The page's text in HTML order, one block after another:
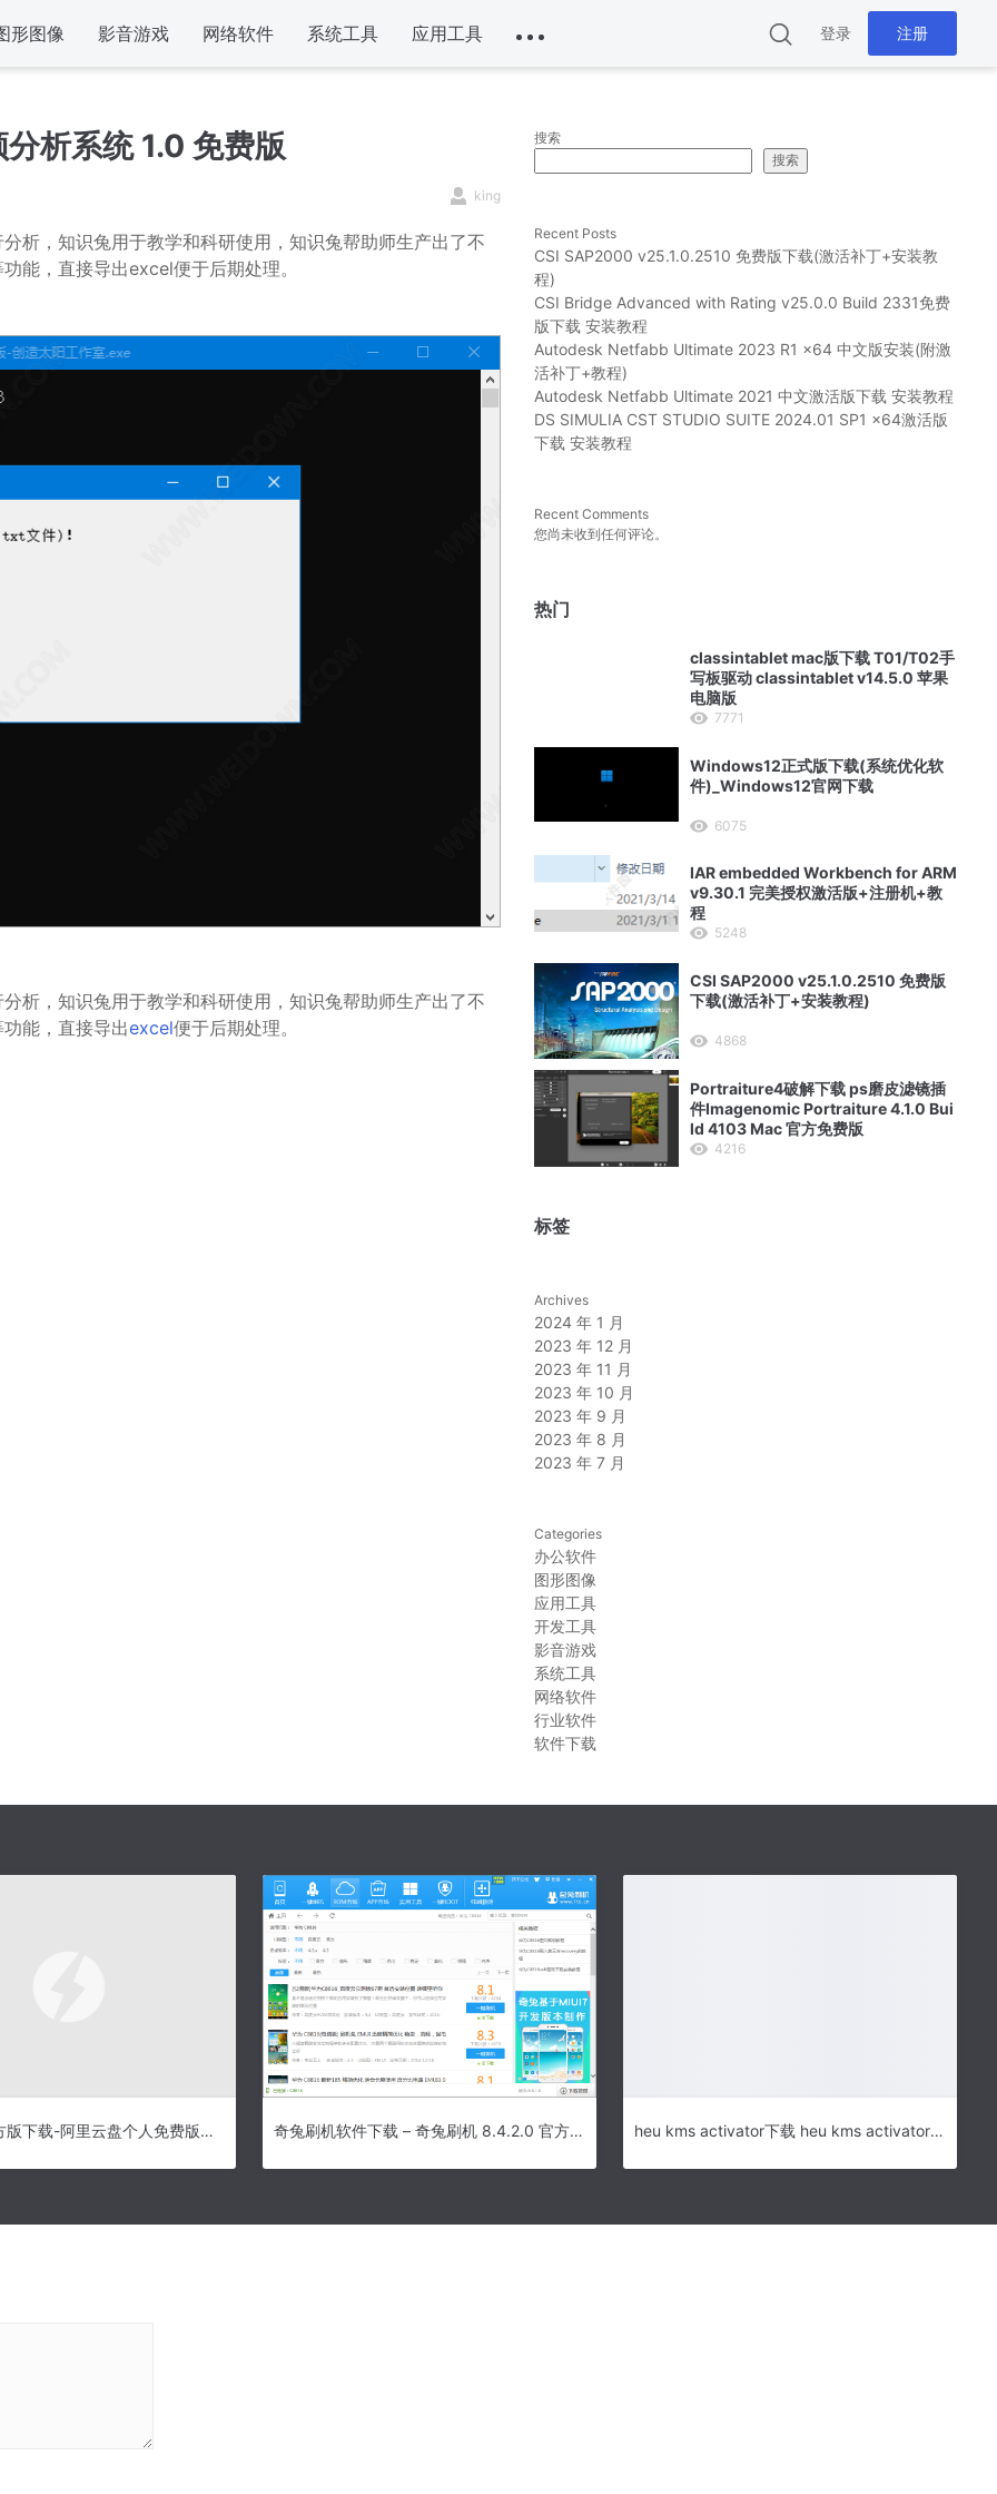
形图像 影音游戏 网络软件 系统工具 应用工具 登录 注册
析系统 1.0 免费版
king
析，知识兔用于教学和科研使用，知识兔帮助师生产出了不
能，直接导出excel便于后期处理。
析，知识兔用于教学和科研使用，知识兔帮助师生产出了不
能，直接导出excel便于后期处理。
搜索
搜索
Recent Posts
CSI SAP2000 v25.1.0.2510 免费版下载(激活补丁+安装教
程)
CSI Bridge Advanced with Rating v25.0.0 Build 2331免费
版下载 安装教程
Autodesk Netfabb Ultimate 2023 R1 x64 中文版安装(附激
活补丁+教程)
Autodesk Netfabb Ultimate 2021 中文激活版下载 安装教程
DS SIMULIA CST STUDIO SUITE 2024.01 SP1 x64激活版
下载 安装教程
Recent Comments
您尚未收到任何评论。
热门
classintablet mac版下载 T01/T02手
写板驱动 classintablet v14.5.0 苹果
电脑版
7771
Windows12正式版下载(系统优化软
件)_Windows12官网下载
6075
IAR embedded Workbench for ARM
v9.30.1 完美授权激活版+注册机+教
程
5248
CSI SAP2000 v25.1.0.2510 免费版
下载(激活补丁+安装教程)
4868
Portraiture4破解下载 ps磨皮滤镜插
件Imagenomic Portraiture 4.1.0 Bui
ld 4103 Mac 官方免费版
4216
标签
Archives
2024 年 1 月
2023 年 12 月
2023 年 11 月
2023 年 10 月
2023 年 9 月
2023 年 8 月
2023 年 7 月
Categories
办公软件
图形图像
应用工具
开发工具
影音游戏
系统工具
网络软件
行业软件
软件下载
阿里云盘官方版下载-阿里云盘个人免费版下载 奇兔刷机软件下载 – 奇兔刷机 8.4.2.0 官方最新版 heu kms activator下载 heu kms activator迷你版(KMS Activator mini) v23.1.0 中文绿色版 专业版office激活工具